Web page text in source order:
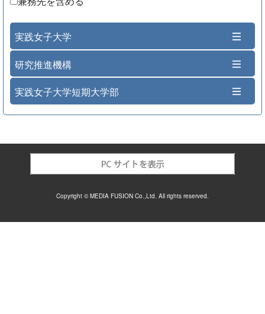
実践女子大学
研究推進機構
実践女子大学短期大学部
Copyright © MEDIA FUSION Co.,Ltd. All rights reserved.